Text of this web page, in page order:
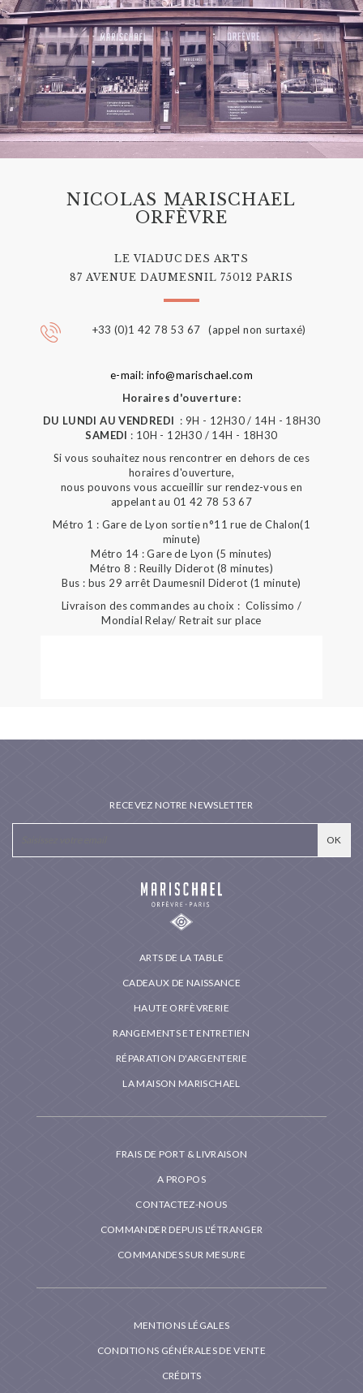
NICOLAS MARISCHAEL
ORFÈVRE
LE VIADUC DES ARTS
87 AVENUE DAUMESNIL 75012 PARIS
+33 (0)1 42 78 53 67 (appel non surtaxé)
e-mail: info@marischael.com
Horaires d'ouverture:
DU LUNDI AU VENDREDI : 9H - 12H30 / 14H - 18H30
SAMEDI : 10H - 12H30 / 14H - 18H30
Si vous souhaitez nous rencontrer en dehors de ces
horaires d'ouverture,
nous pouvons vous accueillir sur rendez-vous en
appelant au 01 42 78 53 67
Métro 1 : Gare de Lyon sortie n°11 rue de Chalon(1
minute)
Métro 14 : Gare de Lyon (5 minutes)
Métro 8 : Reuilly Diderot (8 minutes)
Bus : bus 29 arrêt Daumesnil Diderot (1 minute)
Livraison des commandes au choix : Colissimo /
Mondial Relay/ Retrait sur place
ARTS DE LA TABLE
CADEAUX DE NAISSANCE
HAUTE ORFÈVRERIE
RANGEMENTS ET ENTRETIEN
RÉPARATION D'ARGENTERIE
LA MAISON MARISCHAEL
FRAIS DE PORT & LIVRAISON
A PROPOS
CONTACTEZ-NOUS
COMMANDER DEPUIS L'ÉTRANGER
COMMANDES SUR MESURE
MENTIONS LÉGALES
CONDITIONS GÉNÉRALES DE VENTE
CRÉDITS
RECEVEZ NOTRE NEWSLETTER